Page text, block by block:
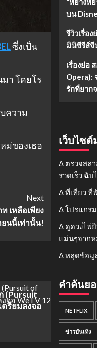
ซึ่งเป็น
า โดยโร
ความ
ม่ของเธอ
Next
เหลือเพียง
ยนนี้เท่านั้น!
(Pursuit
ตรียมลงจอ
“หยางห
บน
รีวิวเรื่อ
มินิซีรีส์จี
เรื่องย่อ
Opera):
รักที่ยาก
เว็บไซต์
Δ ตรวจสล
รวดเร็ว ฉั
Δ ที่เที่ยว ที่
Δ โปรแกร
Δ ดูดวงไพ่
แม่นๆจาก
Δ หลุดข้อมู
คำค้นย
NETFLIX
ข่าวบันเทิง